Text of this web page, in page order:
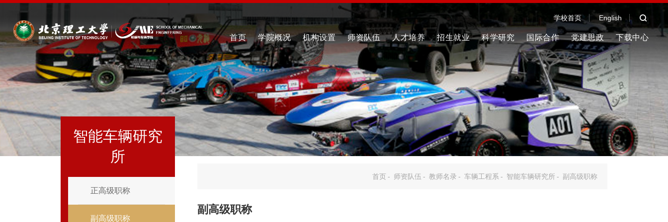
学校首页 English
首页 学院概况 机构设置 师资队伍 人才培养 招生就业 科学研究 国际合作 党建思政 下载中心
智能车辆研究
所
正高级职称
副高级职称
首页- 师资队伍 - 教师名录 - 车辆工程系 - 智能车辆研究所- 副高级职称
副高级职称